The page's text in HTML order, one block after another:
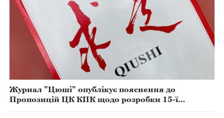
Журнал "Цюші" опублікує пояснення до
Пропозицій ЦК КПК щодо розробки 15-ї